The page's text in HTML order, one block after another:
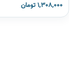
1,308,000 تومان